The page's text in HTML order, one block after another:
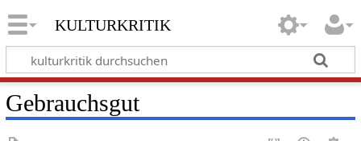
kulturkritik
Gebrauchsgut